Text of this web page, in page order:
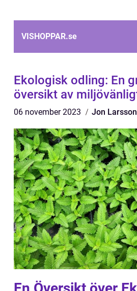
VISHOPPAR.se
Ekologisk odling: En
översikt av
06 november 2023 Jon Larsson